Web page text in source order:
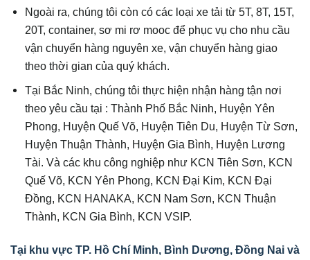
Ngoài ra, chúng tôi còn có các loại xe tải từ 5T, 8T, 15T,
20T, container, sơ mi rơ mooc để phục vụ cho nhu cầu
vận chuyển hàng nguyên xe, vận chuyển hàng giao
theo thời gian của quý khách.
Tại Bắc Ninh, chúng tôi thực hiện nhận hàng tận nơi
theo yêu cầu tại : Thành Phố Bắc Ninh, Huyện Yên
Phong, Huyện Quế Võ, Huyện Tiên Du, Huyện Từ Sơn,
Huyện Thuận Thành, Huyện Gia Bình, Huyện Lương
Tài. Và các khu công nghiệp như KCN Tiên Sơn, KCN
Quế Võ, KCN Yên Phong, KCN Đại Kim, KCN Đại
Đồng, KCN HANAKA, KCN Nam Sơn, KCN Thuận
Thành, KCN Gia Bình, KCN VSIP.
Tại khu vực TP. Hồ Chí Minh, Bình Dương, Đồng Nai và